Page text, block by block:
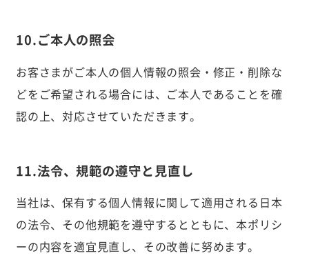
10.ご本人の照会
お客さまがご本人の個人情報の照会・修正・削除な
どをご希望される場合には、ご本人であることを確
認の上、対応させていただきます。
11.法令、規範の遵守と見直し
当社は、保有する個人情報に関して適用される日本
の法令、その他規範を遵守するとともに、本ポリシ
ーの内容を適宜見直し、その改善に努めます。